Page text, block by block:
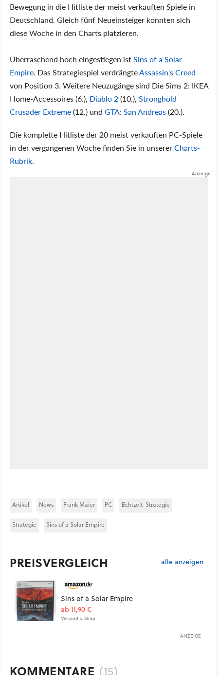
Bewegung in die Hitliste der meist verkauften Spiele in
Deutschland. Gleich fünf Neueinsteiger konnten sich
diese Woche in den Charts platzieren.
Überraschend hoch eingestiegen istSins of a Solar
Empire. Das Strategiespiel verdrängteAssassin's Creed
von Position 3. Weitere Neuzugänge sind Die Sims 2: IKEA
Home-Accessoires (6.), Diablo 2(10.), Stronghold
Crusader Extreme(12.) und GTA: San Andreas(20.).
Die komplette Hitliste der 20 meist verkauften PC-Spiele
in der vergangenen Woche finden Sie in unsererCharts-
Rubrik.
Artikel News Frank Maier PC Echtzeit-Strategie
Strategie Sins of a Solar Empire
PREISVERGLEICH alle anzeigen
Sins of a Solar Empire
ab 11,90 €
Versand s. Shop
ANZEIGE
KOMMENTARE (15)